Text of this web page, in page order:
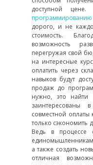
доступной
дорого, и не
стоимость.
возможность
перегружая свой
на интересные
оплатить через
навыков будут
продаж до
нужно, это найти
заинтересованы
совместной оплаты
только сэкономить
Ведь в процессе
а также создать
отличная